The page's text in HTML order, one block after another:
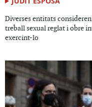
Diverses entitats
treball sexual reglat i obre
exercint-lo